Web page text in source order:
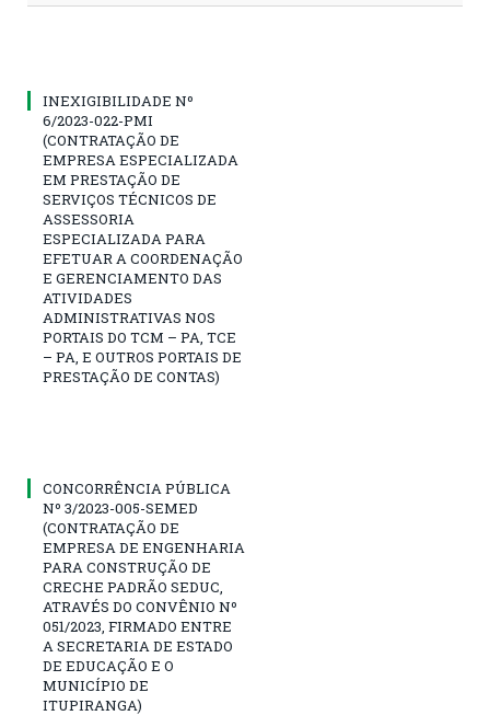
INEXIGIBILIDADE Nº
6/2023-022-PMI
(CONTRATAÇÃO DE
EMPRESA ESPECIALIZADA
EM PRESTAÇÃO DE
SERVIÇOS TÉCNICOS DE
ASSESSORIA
ESPECIALIZADA PARA
EFETUAR A COORDENAÇÃO
E GERENCIAMENTO DAS
ATIVIDADES
ADMINISTRATIVAS NOS
PORTAIS DO TCM – PA, TCE
– PA, E OUTROS PORTAIS DE
PRESTAÇÃO DE CONTAS)
CONCORRÊNCIA PÚBLICA
Nº 3/2023-005-SEMED
(CONTRATAÇÃO DE
EMPRESA DE ENGENHARIA
PARA CONSTRUÇÃO DE
CRECHE PADRÃO SEDUC,
ATRAVÉS DO CONVÊNIO Nº
051/2023, FIRMADO ENTRE
A SECRETARIA DE ESTADO
DE EDUCAÇÃO E O
MUNICÍPIO DE
ITUPIRANGA)